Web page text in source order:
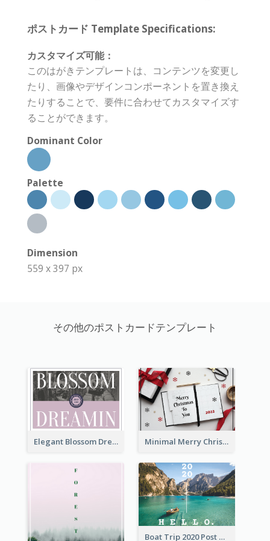
ポストカード Template Specifications:
カスタマイズ可能：
このはがきテンプレートは、コンテンツを変更し
たり、画像やデザインコンポーネントを置き換え
たりすることで、要件に合わせてカスタマイズす
ることができます。
Dominant Color
Palette
Dimension
559 x 397 px
その他のポストカードテンプレート
Elegant Blossom Dreamy Design Postcard Minimal Merry Christmas To You Postcard
Boat Trip 2020 Post Card